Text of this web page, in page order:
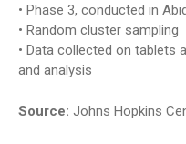
• Phase 3, conducted in
• Random cluster sampling
• Data collected on tablets
and analysis
Source: Johns Hopkins